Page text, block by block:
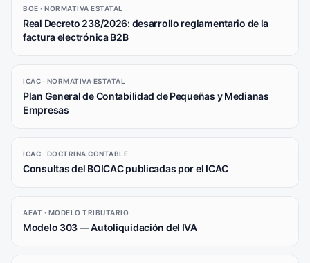
BOE · NORMATIVA ESTATAL
Real Decreto 238/2026: desarrollo reglamentario de la
factura electrónica B2B
ICAC · NORMATIVA ESTATAL
Plan General de Contabilidad de Pequeñas y Medianas
Empresas
ICAC · DOCTRINA CONTABLE
Consultas del BOICAC publicadas por el ICAC
AEAT · MODELO TRIBUTARIO
Modelo 303 — Autoliquidación del IVA